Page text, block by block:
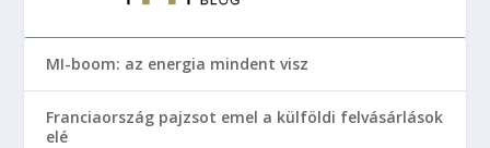
MI-boom: az energia mindent visz
Franciaország pajzsot emel a külföldi felvásárlások
elé